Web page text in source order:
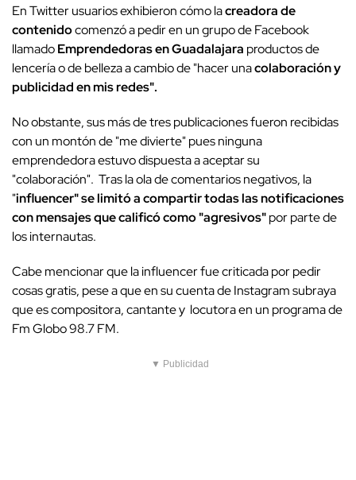
En Twitter usuarios exhibieron cómo lacreadora de
contenidocomenzó a pedir en un grupo de Facebook
llamadoEmprendedoras en Guadalajara productos de
lencería o de belleza a cambio de "hacer unacolaboración y
publicidad en mis redes".
No obstante, sus más de tres publicaciones fueron recibidas
con un montón de "me divierte" pues ninguna
emprendedora estuvo dispuesta a aceptar su
"colaboración". Tras la ola de comentarios negativos, la
"influencer" se limitó a compartir todas las notificaciones
con mensajes que calificó como "agresivos"por parte de
los internautas.
Cabe mencionar que la influencer fue criticada por pedir
cosas gratis, pese a que en su cuenta de Instagram subraya
que es compositora, cantante y locutora en un programa de
Fm Globo 98.7 FM.
▼ Publicidad